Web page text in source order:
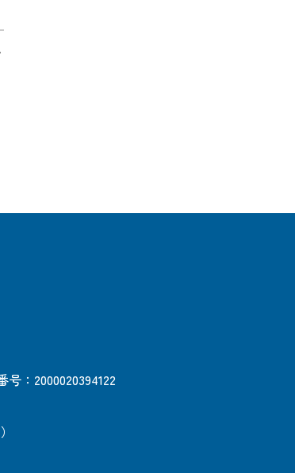
号：2000020394122